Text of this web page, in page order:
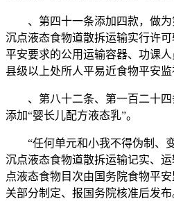
、第四十一条添加四款，做为
沉点液态食物道散拆运输实行许
平安要求的公用运输容器、功课
县级以上处所人平易近食物平安监
、第八十二条、第一百二十四
添加“婴长儿配方液态乳”。
“任何单元和小我不得伪制、
沉点液态食物道散拆运输记实、
点液态食物目次由国务院食物平
关部分制定、报国务院核准后发布